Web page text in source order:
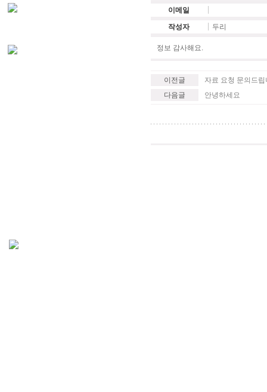
이메일
작성자
두리
정보 감사해요.
이전글
자료 요청 문의드립
다음글
안녕하세요